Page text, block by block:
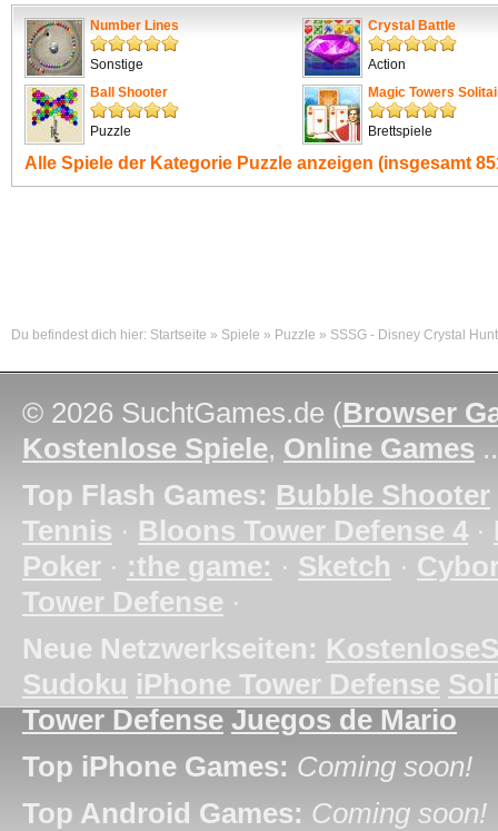
Number Lines
Sonstige
Crystal Battle
Action
Ball Shooter
Puzzle
Magic Towers
Brettspiele
Alle Spiele der Kategorie Puzzle anzeigen (insgesamt
Du befindest dich hier: Startseite » Spiele » Puzzle » SSSG - Disney Crystal
© 2026 SuchtGames.de (Browser
Kostenlose Spiele, Online Games
Top Flash Games: Bubble Shooter
Tennis · Bloons Tower Defense 4 ·
Poker · :the game: · Sketch ·
Tower Defense ·
Neue Netzwerkseiten:
Sudoku iPhone Tower Defense
Tower Defense Juegos de Mario
Top iPhone Games: Coming soon!
Top Android Games: Coming soon!